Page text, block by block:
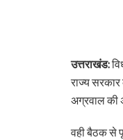
उत्तराखंड:
राज्य
अग्रवाल की
वही बैठक से